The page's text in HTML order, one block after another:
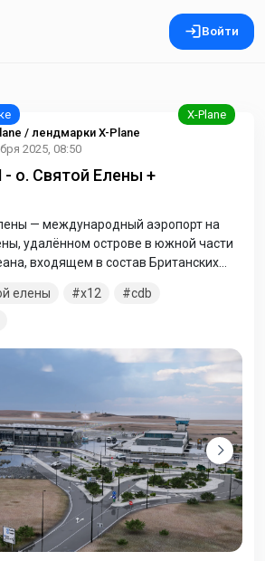
Войти
/ лендмарки X-Plane
2025, 08:50
- о. Святой Елены +
— международный аэропорт на
удалённом острове в южной части
входящем в состав Британских
Строительство взлётно-посадочной
в 2015 году, а аэропорт открылся в
чартерные рейсы и рейсы
были возобновлены с мая 2016
елены x12
cdb